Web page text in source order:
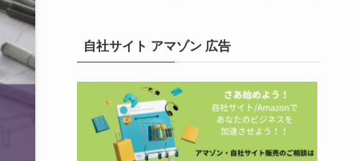
自社サイト アマゾン 広告